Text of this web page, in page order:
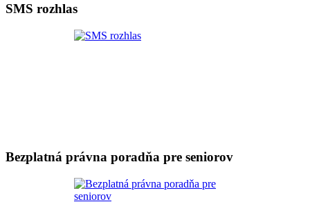
SMS rozhlas
Bezplatná právna poradňa pre seniorov